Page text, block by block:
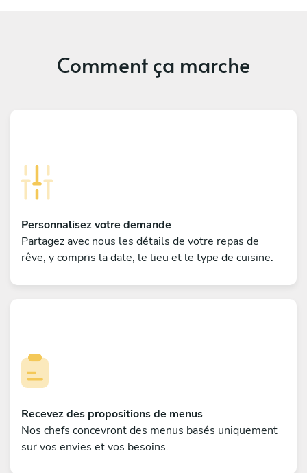
Comment ça marche
Personnalisez votre demande
Partagez avec nous les détails de votre repas de
rêve, y compris la date, le lieu et le type de cuisine.
Recevez des propositions de menus
Nos chefs concevront des menus basés uniquement
sur vos envies et vos besoins.